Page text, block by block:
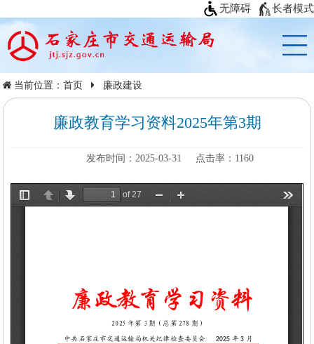
无障碍 长者模式
当前位置：首页 廉政建设
廉政教育学习资料2025年第3期
发布时间：2025-03-31 点击率： 1160